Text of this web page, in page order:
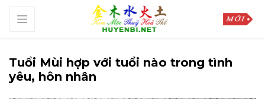
Tuổi Mùi hợp với tuổi nào trong tình
yêu, hôn nhân